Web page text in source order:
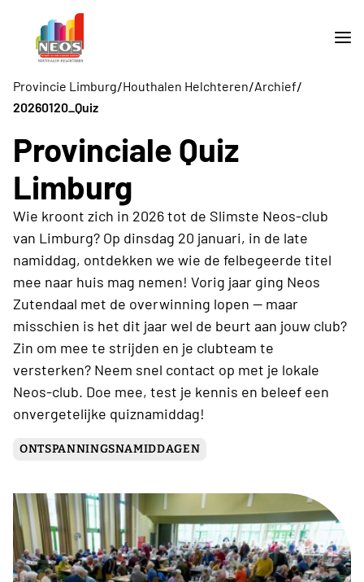
Provincie Limburg/Houthalen Helchteren/Archief/
20260120_Quiz
Provinciale Quiz
Limburg
Wie kroont zich in 2026 tot de Slimste Neos-club
van Limburg? Op dinsdag 20 januari, in de late
namiddag, ontdekken we wie de felbegeerde titel
mee naar huis mag nemen! Vorig jaar ging Neos
Zutendaal met de overwinning lopen — maar
misschien is het dit jaar wel de beurt aan jouw club?
Zin om mee te strijden en je clubteam te
versterken? Neem snel contact op met je lokale
Neos-club. Doe mee, test je kennis en beleef een
onvergetelijke quiznamiddag!
ONTSPANNINGSNAMIDDAGEN